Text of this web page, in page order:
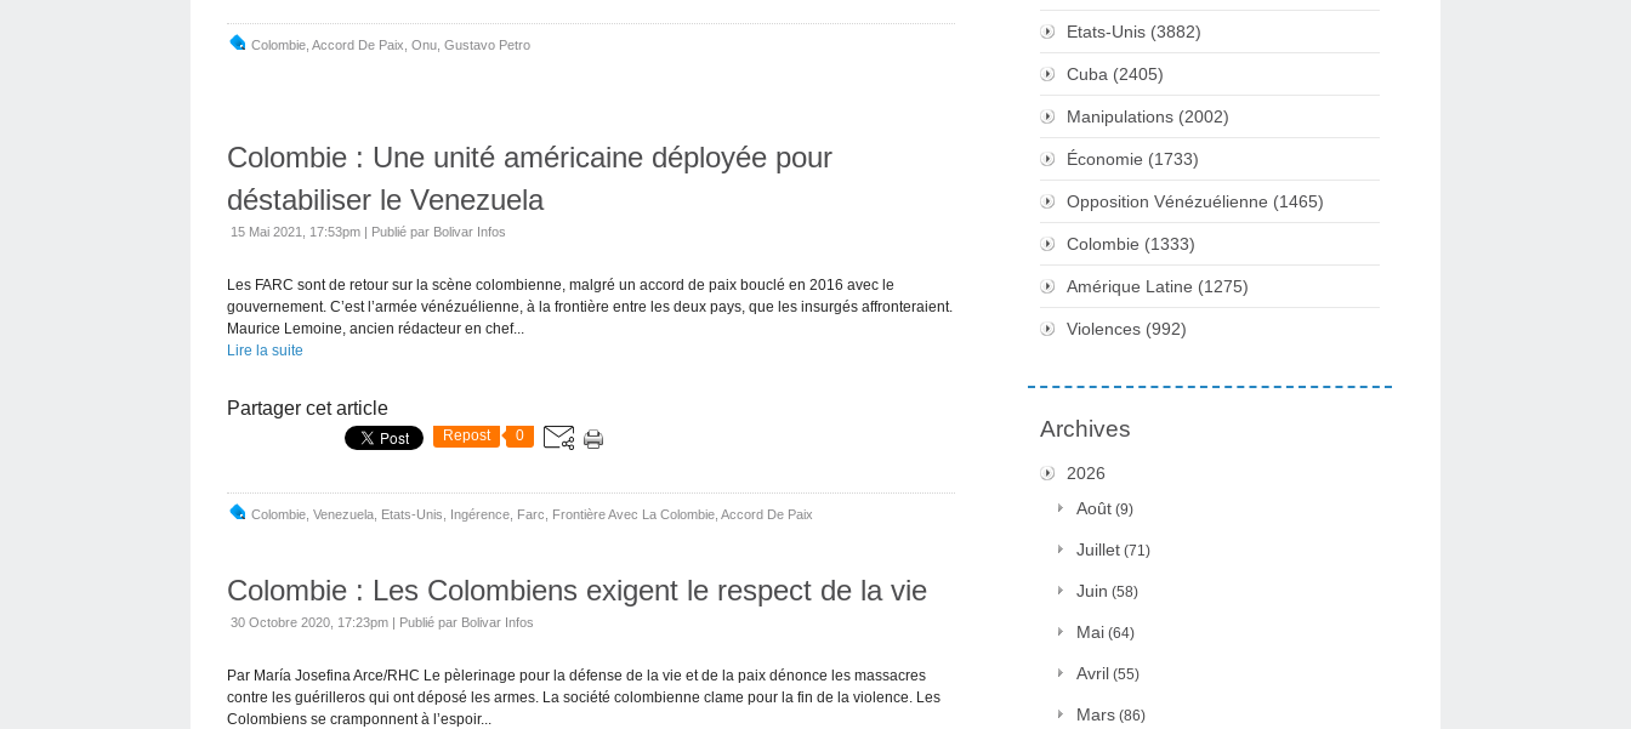
Colombie Accord De Paix Onu Gustavo Petro
Colombie : Une unité américaine déployée pour
déstabiliser le Venezuela
15 Mai 2021, 17:53pm | Publié par Bolivar Infos
Les FARC sont de retour sur la scène colombienne, malgré un accord de paix bouclé en 2016 avec le
gouvernement. C’est l’armée vénézuélienne, à la frontière entre les deux pays, que les insurgés affronteraient.
Maurice Lemoine, ancien rédacteur en chef...
Lire la suite
Partager cet article
Repost 0
Colombie Venezuela Etats-Unis Ingérence Farc Frontière Avec La Colombie Accord De Paix
Colombie : Les Colombiens exigent le respect de la vie
30 Octobre 2020, 17:23pm | Publié par Bolivar Infos
Par María Josefina Arce/RHC Le pèlerinage pour la défense de la vie et de la paix dénonce les massacres
contre les guérilleros qui ont déposé les armes. La société colombienne clame pour la fin de la violence. Les
Colombiens se cramponnent à l’espoir...
Etats-Unis (3882)
Cuba (2405)
Manipulations (2002)
Économie (1733)
Opposition Vénézuélienne (1465)
Colombie (1333)
Amérique Latine (1275)
Violences (992)
Archives
2026
Août (9)
Juillet (71)
Juin (58)
Mai (64)
Avril (55)
Mars (86)